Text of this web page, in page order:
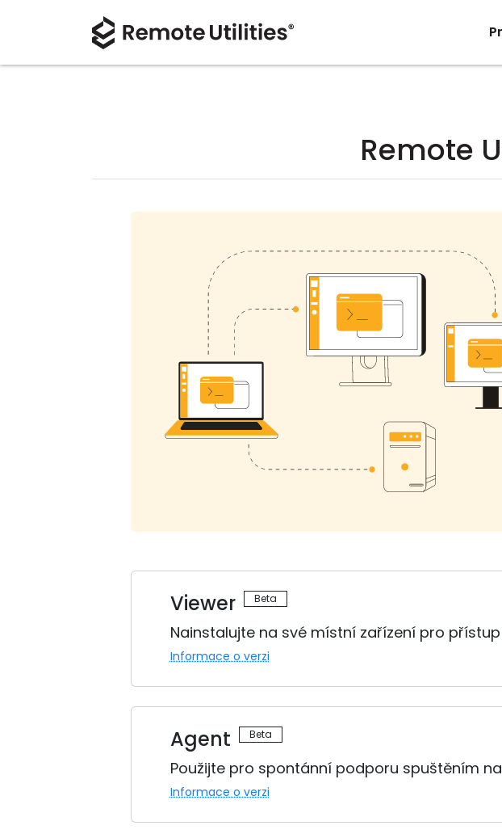
Remote
Viewer
Nainstalujte na své místní zařízení pro
Informace o verzi
Agent
Použijte pro spontánní podporu spuštěním
Informace o verzi